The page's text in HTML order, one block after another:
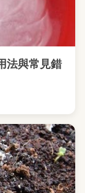
法與常見錯